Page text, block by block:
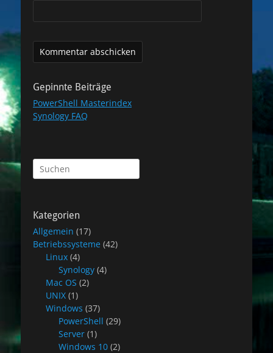
Gepinnte Beiträge
PowerShell Masterindex
Synology FAQ
Suchen
nach:
Kategorien
Allgemein (17)
Betriebssysteme (42)
Linux (4)
Synology (4)
Mac OS (2)
UNIX (1)
Windows (37)
PowerShell (29)
Server (1)
Windows 10 (2)